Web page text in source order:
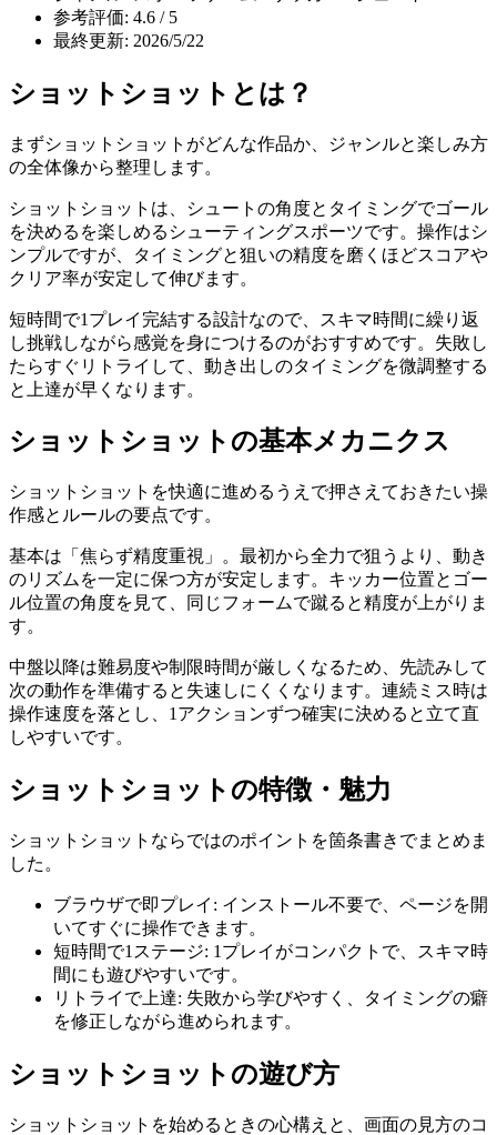
参考評価: 4.6 / 5
最終更新: 2026/5/22
ショットショット とは？
まずショットショット がどんな作品か、ジャンルと楽しみ方
の全体像から整理します。
ショットショットは、シュートの角度とタイミングでゴール
を決めるを楽しめるシューティングスポーツです。操作はシ
ンプルですが、タイミングと狙いの精度を磨くほどスコアや
クリア率が安定して伸びます。
短時間で1プレイ完結する設計なので、スキマ時間に繰り返
し挑戦しながら感覚を身につけるのがおすすめです。失敗し
たらすぐリトライして、動き出しのタイミングを微調整する
と上達が早くなります。
ショットショット の基本メカニクス
ショットショット を快適に進めるうえで押さえておきたい操
作感とルールの要点です。
基本は「焦らず精度重視」。最初から全力で狙うより、動き
のリズムを一定に保つ方が安定します。キッカー位置とゴー
ル位置の角度を見て、同じフォームで蹴ると精度が上がりま
す。
中盤以降は難易度や制限時間が厳しくなるため、先読みして
次の動作を準備すると失速しにくくなります。連続ミス時は
操作速度を落とし、1アクションずつ確実に決めると立て直
しやすいです。
ショットショット の特徴・魅力
ショットショット ならではのポイントを箇条書きでまとめま
した。
ブラウザで即プレイ : インストール不要で、ページを開
いてすぐに操作できます。
短時間で1ステージ: 1プレイがコンパクトで、スキマ時
間にも遊びやすいです。
リトライで上達: 失敗から学びやすく、タイミングの癖
を修正しながら進められます。
ショットショット の遊び方
ショットショット を始めるときの心構えと、画面の見方のコ